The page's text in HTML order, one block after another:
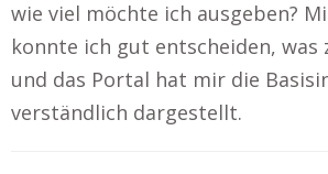
wie viel möchte ich ausgeben?
konnte ich gut entscheiden, was
und das Portal hat mir die
verständlich dargestellt.